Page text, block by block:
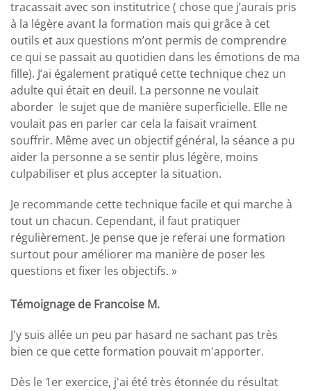
tracassait avec son institutrice ( chose que j’aurais pris
à la légère avant la formation mais qui grâce à cet
outils et aux questions m’ont permis de comprendre
ce qui se passait au quotidien dans les émotions de ma
fille). J’ai également pratiqué cette technique chez un
adulte qui était en deuil. La personne ne voulait
aborder le sujet que de manière superficielle. Elle ne
voulait pas en parler car cela la faisait vraiment
souffrir. Même avec un objectif général, la séance a pu
aider la personne a se sentir plus légère, moins
culpabiliser et plus accepter la situation.
Je recommande cette technique facile et qui marche à
tout un chacun. Cependant, il faut pratiquer
régulièrement. Je pense que je referai une formation
surtout pour améliorer ma manière de poser les
questions et fixer les objectifs. »
Témoignage de Francoise M.
J'y suis allée un peu par hasard ne sachant pas très
bien ce que cette formation pouvait m'apporter.
Dès le 1er exercice, j'ai été très étonnée du résultat